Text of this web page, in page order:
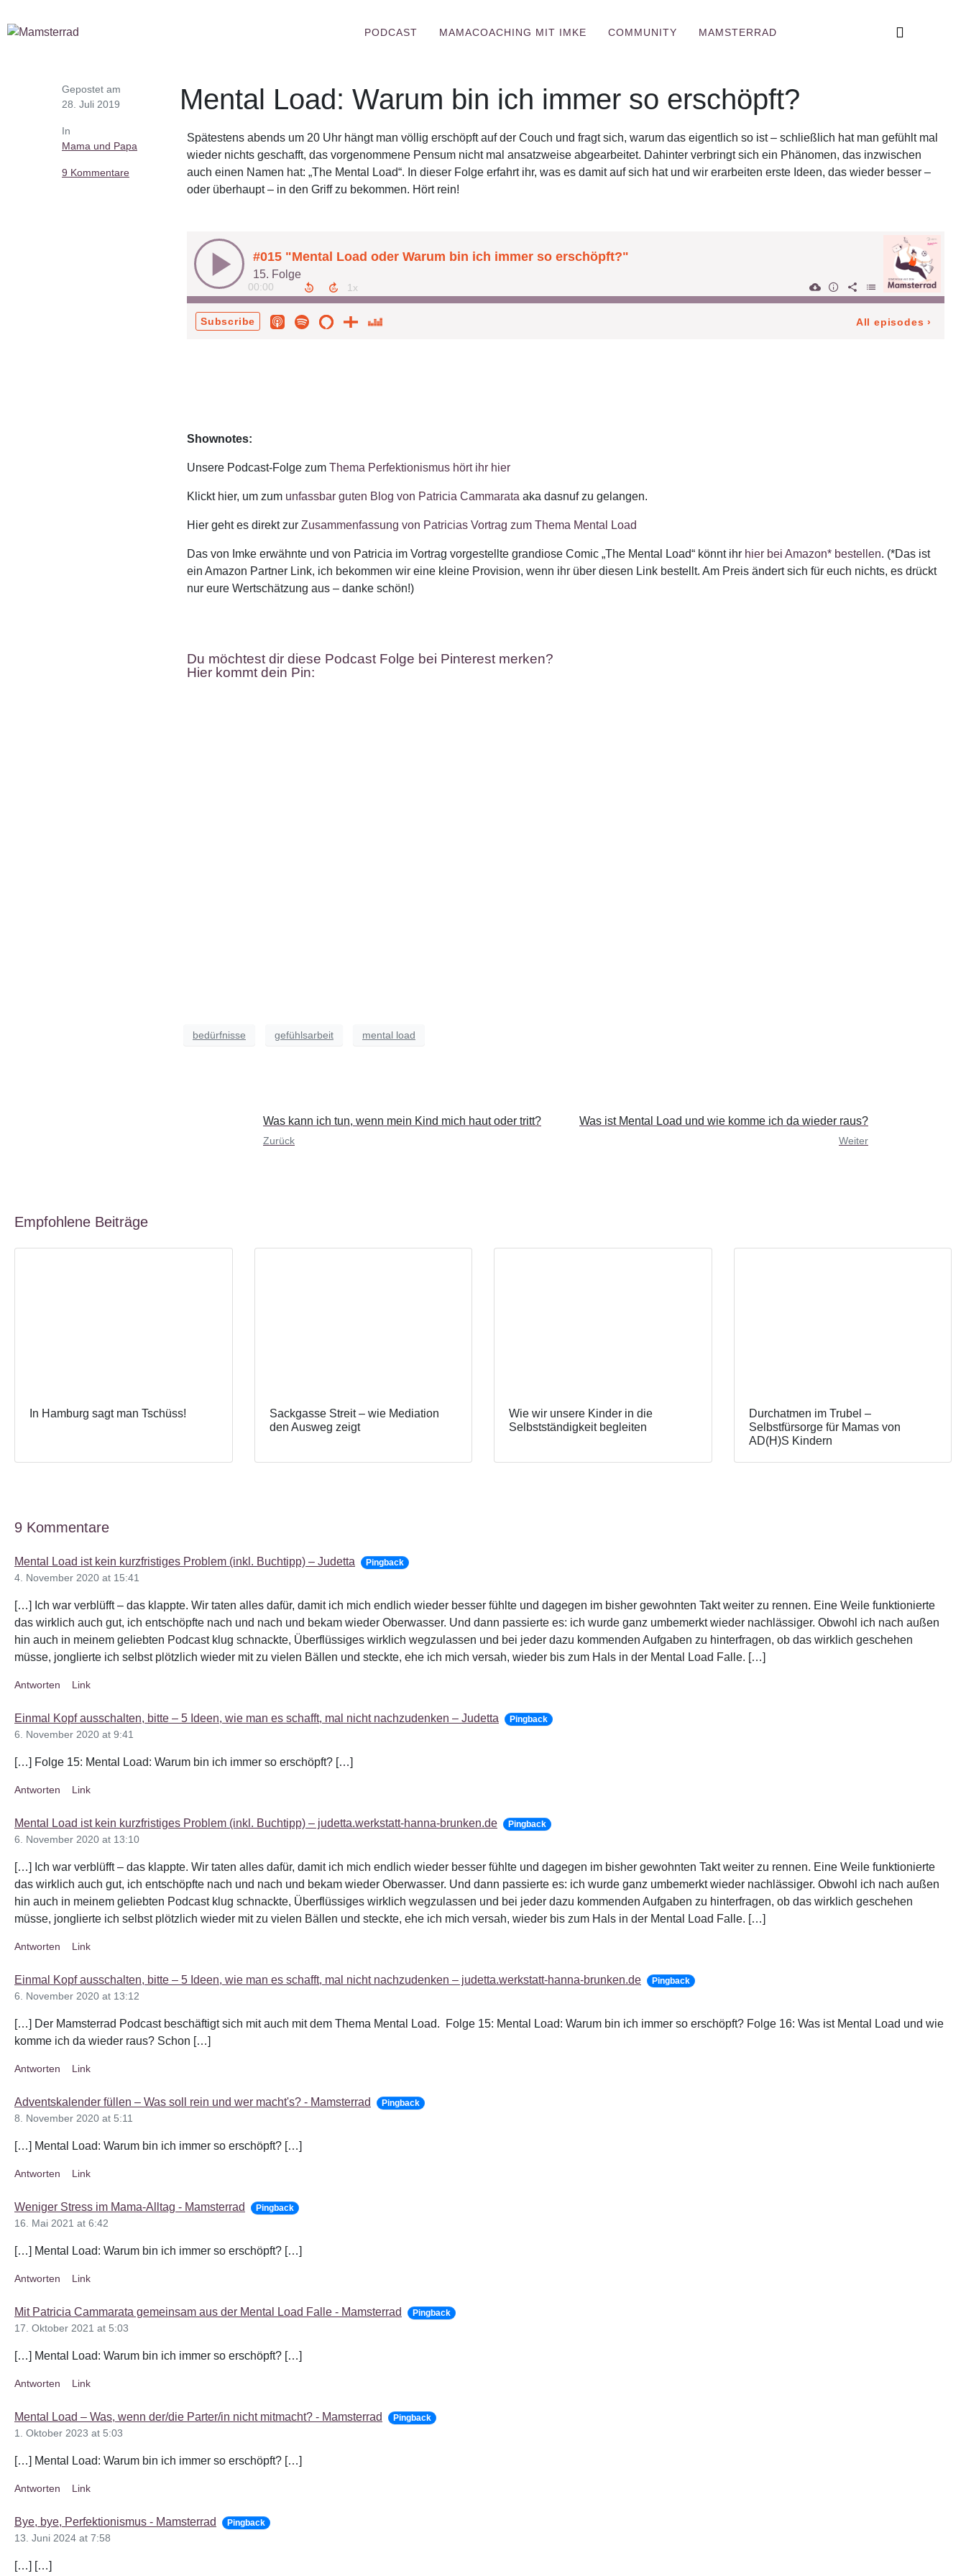
PODCAST MAMACOACHING MIT IMKE COMMUNITY MAMSTERRAD
Gepostet am
28. Juli 2019
In
Mama und Papa
9 Kommentare
Mental Load: Warum bin ich immer so erschöpft?
Spätestens abends um 20 Uhr hängt man völlig erschöpft auf der Couch und fragt sich, warum das eigentlich so ist – schließlich hat man gefühlt mal
wieder nichts geschafft, das vorgenommene Pensum nicht mal ansatzweise abgearbeitet. Dahinter verbringt sich ein Phänomen, das inzwischen
auch einen Namen hat: „The Mental Load“. In dieser Folge erfahrt ihr, was es damit auf sich hat und wir erarbeiten erste Ideen, das wieder besser –
oder überhaupt – in den Griff zu bekommen. Hört rein!
Shownotes:
Unsere Podcast-Folge zum Thema Perfektionismus hört ihr hier
Klickt hier, um zum unfassbar guten Blog von Patricia Cammarata aka dasnuf zu gelangen.
Hier geht es direkt zur Zusammenfassung von Patricias Vortrag zum Thema Mental Load
Das von Imke erwähnte und von Patricia im Vortrag vorgestellte grandiose Comic „The Mental Load“ könnt ihr hier bei Amazon* bestellen. (*Das ist
ein Amazon Partner Link, ich bekommen wir eine kleine Provision, wenn ihr über diesen Link bestellt. Am Preis ändert sich für euch nichts, es drückt
nur eure Wertschätzung aus – danke schön!)
Du möchtest dir diese Podcast Folge bei Pinterest merken?
Hier kommt dein Pin:
bedürfnisse gefühlsarbeit mental load
Was kann ich tun, wenn mein Kind mich haut oder tritt?
Zurück
Was ist Mental Load und wie komme ich da wieder raus?
Weiter
Empfohlene Beiträge
In Hamburg sagt man Tschüss!
Sackgasse Streit – wie Mediation
den Ausweg zeigt
Wie wir unsere Kinder in die
Selbstständigkeit begleiten
Durchatmen im Trubel –
Selbstfürsorge für Mamas von
AD(H)S Kindern
9 Kommentare
Mental Load ist kein kurzfristiges Problem (inkl. Buchtipp) – Judetta Pingback
4. November 2020 at 15:41
[…] Ich war verblüfft – das klappte. Wir taten alles dafür, damit ich mich endlich wieder besser fühlte und dagegen im bisher gewohnten Takt weiter zu rennen. Eine Weile funktionierte
das wirklich auch gut, ich entschöpfte nach und nach und bekam wieder Oberwasser. Und dann passierte es: ich wurde ganz umbemerkt wieder nachlässiger. Obwohl ich nach außen
hin auch in meinem geliebten Podcast klug schnackte, Überflüssiges wirklich wegzulassen und bei jeder dazu kommenden Aufgaben zu hinterfragen, ob das wirklich geschehen
müsse, jonglierte ich selbst plötzlich wieder mit zu vielen Bällen und steckte, ehe ich mich versah, wieder bis zum Hals in der Mental Load Falle. […]
Antworten Link
Einmal Kopf ausschalten, bitte – 5 Ideen, wie man es schafft, mal nicht nachzudenken – Judetta Pingback
6. November 2020 at 9:41
[…] Folge 15: Mental Load: Warum bin ich immer so erschöpft? […]
Antworten Link
Mental Load ist kein kurzfristiges Problem (inkl. Buchtipp) – judetta.werkstatt-hanna-brunken.de Pingback
6. November 2020 at 13:10
[…] Ich war verblüfft – das klappte. Wir taten alles dafür, damit ich mich endlich wieder besser fühlte und dagegen im bisher gewohnten Takt weiter zu rennen. Eine Weile funktionierte
das wirklich auch gut, ich entschöpfte nach und nach und bekam wieder Oberwasser. Und dann passierte es: ich wurde ganz umbemerkt wieder nachlässiger. Obwohl ich nach außen
hin auch in meinem geliebten Podcast klug schnackte, Überflüssiges wirklich wegzulassen und bei jeder dazu kommenden Aufgaben zu hinterfragen, ob das wirklich geschehen
müsse, jonglierte ich selbst plötzlich wieder mit zu vielen Bällen und steckte, ehe ich mich versah, wieder bis zum Hals in der Mental Load Falle. […]
Antworten Link
Einmal Kopf ausschalten, bitte – 5 Ideen, wie man es schafft, mal nicht nachzudenken – judetta.werkstatt-hanna-brunken.de Pingback
6. November 2020 at 13:12
[…] Der Mamsterrad Podcast beschäftigt sich mit auch mit dem Thema Mental Load. Folge 15: Mental Load: Warum bin ich immer so erschöpft? Folge 16: Was ist Mental Load und wie
komme ich da wieder raus? Schon […]
Antworten Link
Adventskalender füllen – Was soll rein und wer macht's? - Mamsterrad Pingback
8. November 2020 at 5:11
[…] Mental Load: Warum bin ich immer so erschöpft? […]
Antworten Link
Weniger Stress im Mama-Alltag - Mamsterrad Pingback
16. Mai 2021 at 6:42
[…] Mental Load: Warum bin ich immer so erschöpft? […]
Antworten Link
Mit Patricia Cammarata gemeinsam aus der Mental Load Falle - Mamsterrad Pingback
17. Oktober 2021 at 5:03
[…] Mental Load: Warum bin ich immer so erschöpft? […]
Antworten Link
Mental Load – Was, wenn der/die Parter/in nicht mitmacht? - Mamsterrad Pingback
1. Oktober 2023 at 5:03
[…] Mental Load: Warum bin ich immer so erschöpft? […]
Antworten Link
Bye, bye, Perfektionismus - Mamsterrad Pingback
13. Juni 2024 at 7:58
[…] […]